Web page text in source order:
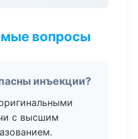
вопросы
инъекции?
с высшим